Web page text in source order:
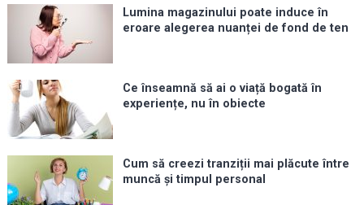
Lumina magazinului poate induce în
eroare alegerea nuanței de fond de ten
Ce înseamnă să ai o viață bogată în
experiențe, nu în obiecte
Cum să creezi tranziții mai plăcute între
muncă și timpul personal